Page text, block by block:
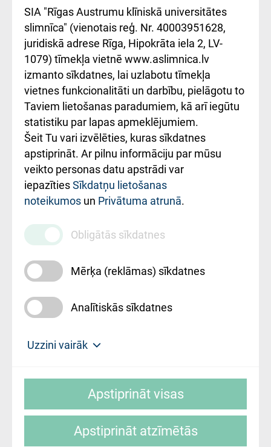
atsauksmju/sūdzību
iesniegšanas
kārtība
Kā pie mums nokļūt
Rēķinu apmaksas
ceļvedis
Rekvizīti un
ārstniecības
iestādes kods
010000234
Maksas
pakalpojumu
cenrādis
Підтримка Східної
лікарні та співпраця з
Україною
Mājas lapas izstrāde:
SIA "Rīgas Austrumu klīniskā universitātes
slimnīca" (vienotais reģ. Nr. 40003951628,
juridiskā adrese Rīga, Hipokrāta iela 2, LV-
1079) tīmekļa vietnē www.aslimnica.lv
izmanto sīkdatnes, lai uzlabotu tīmekļa
vietnes funkcionalitāti un darbību, pielāgotu to
Taviem lietošanas paradumiem, kā arī iegūtu
statistiku par lapas apmeklējumiem.
Šeit Tu vari izvēlēties, kuras sīkdatnes
apstiprināt. Ar pilnu informāciju par mūsu
veikto personas datu apstrādi var
iepazītiesSīkdatņu lietošanas
noteikumos un Privātuma atrunā.
Obligātās sīkdatnes
Mērķa (reklāmas) sīkdatnes
Analītiskās sīkdatnes
Uzzini vairāk
slimnīca, turpmāk – Pārzinis, sīkdatņu
sīkdatņu izmantošanas nosacījumiem.
Apstiprināt visas
Apstiprināt atzīmētās